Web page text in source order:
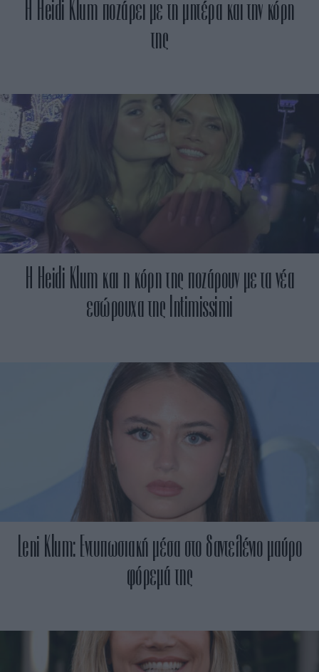
Η Heidi Klum ποζάρει με τη μητέρα και την κόρη
της
H Heidi Klum και η κόρη της ποζάρουν με τα νέα
εσώρουχα της Intimissimi
Leni Klum: Εντυπωσιακή μέσα στο δαντελένιο μαύρο
φόρεμά της